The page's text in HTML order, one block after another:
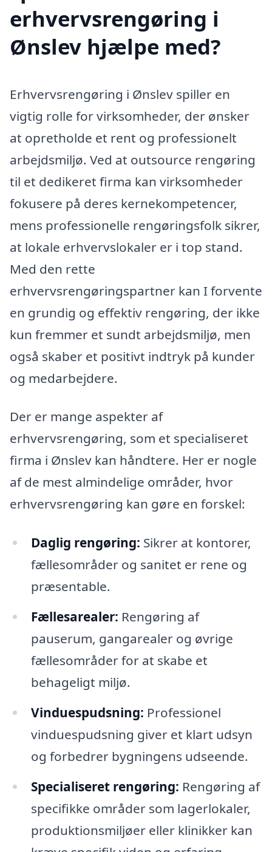
erhvervsrengøring i
Ønslev hjælpe med?
Erhvervsrengøring i Ønslev spiller en
vigtig rolle for virksomheder, der ønsker
at opretholde et rent og professionelt
arbejdsmiljø. Ved at outsource rengøring
til et dedikeret firma kan virksomheder
fokusere på deres kernekompetencer,
mens professionelle rengøringsfolk sikrer,
at lokale erhvervslokaler er i top stand.
Med den rette
erhvervsrengøringspartner kan I forvente
en grundig og effektiv rengøring, der ikke
kun fremmer et sundt arbejdsmiljø, men
også skaber et positivt indtryk på kunder
og medarbejdere.
Der er mange aspekter af
erhvervsrengøring, som et specialiseret
firma i Ønslev kan håndtere. Her er nogle
af de mest almindelige områder, hvor
erhvervsrengøring kan gøre en forskel:
Daglig rengøring: Sikrer at kontorer,
fællesområder og sanitet er rene og
præsentable.
Fællesarealer: Rengøring af
pauserum, gangarealer og øvrige
fællesområder for at skabe et
behageligt miljø.
Vinduespudsning: Professionel
vinduespudsning giver et klart udsyn
og forbedrer bygningens udseende.
Specialiseret rengøring: Rengøring af
specifikke områder som lagerlokaler,
produktionsmiljøer eller klinikker kan